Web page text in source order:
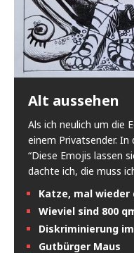
Alt aussehen
Als ich neulich um die
einem Privatsender. In
“Diese Emojis lassen
dachte ich, die muss
Katze, mal wieder
Wieviel sind 800
Diskriminierung
Gutbürger Maus